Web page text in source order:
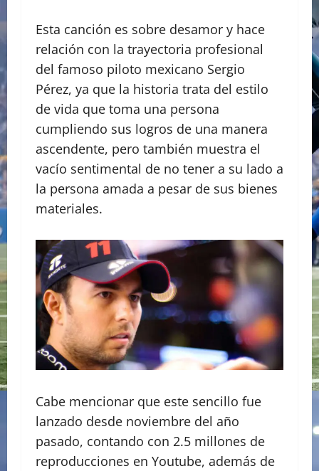
Esta canción es sobre desamor y hace
relación con la trayectoria profesional
del famoso piloto mexicano Sergio
Pérez, ya que la historia trata del estilo
de vida que toma una persona
cumpliendo sus logros de una manera
ascendente, pero también muestra el
vacío sentimental de no tener a su lado a
la persona amada a pesar de sus bienes
materiales.
Cabe mencionar que este sencillo fue
lanzado desde noviembre del año
pasado, contando con 2.5 millones de
reproducciones en Youtube, además de